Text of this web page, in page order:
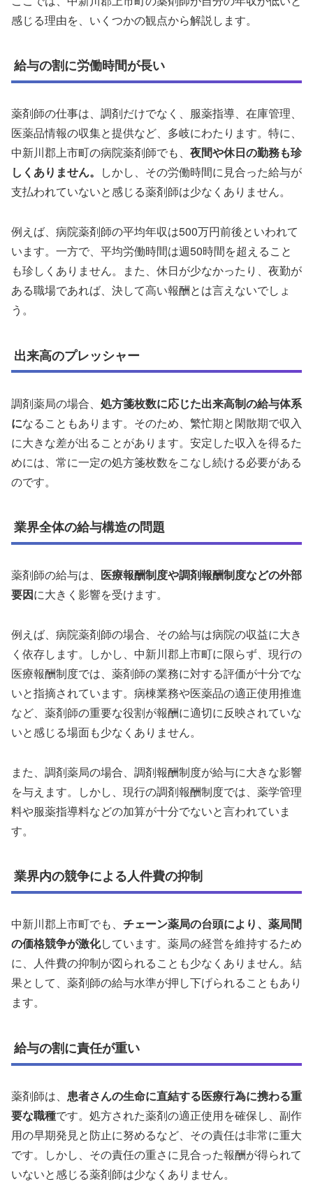
感じる理由を、いくつかの観点から解説します。
給与の割に労働時間が長い
薬剤師の仕事は、調剤だけでなく、服薬指導、在庫管理、
医薬品情報の収集と提供など、多岐にわたります。特に、
中新川郡上市町の病院薬剤師でも、 夜間や休日の勤務も珍
しくありません。 しかし、その労働時間に見合った給与が
支払われていないと感じる薬剤師は少なくありません。
例えば、病院薬剤師の平均年収は500万円前後といわれて
います。一方で、平均労働時間は週50時間を超えること
も珍しくありません。また、休日が少なかったり、夜勤が
ある職場であれば、決して高い報酬とは言えないでしょ
う。
出来高のプレッシャー
調剤薬局の場合、 処方箋枚数に応じた出来高制の給与体系
になることもあります。そのため、繁忙期と閑散期で収入
に大きな差が出ることがあります。安定した収入を得るた
めには、常に一定の処方箋枚数をこなし続ける必要がある
のです。
業界全体の給与構造の問題
薬剤師の給与は、 医療報酬制度や調剤報酬制度などの外部
要因に大きく影響を受けます。
例えば、病院薬剤師の場合、その給与は病院の収益に大き
く依存します。しかし、中新川郡上市町に限らず、現行の
医療報酬制度では、薬剤師の業務に対する評価が十分でな
いと指摘されています。病棟業務や医薬品の適正使用推進
など、薬剤師の重要な役割が報酬に適切に反映されていな
いと感じる場面も少なくありません。
また、調剤薬局の場合、調剤報酬制度が給与に大きな影響
を与えます。しかし、現行の調剤報酬制度では、薬学管理
料や服薬指導料などの加算が十分でないと言われていま
す。
業界内の競争による人件費の抑制
中新川郡上市町でも、 チェーン薬局の台頭により、薬局間
の価格競争が激化しています。薬局の経営を維持するため
に、人件費の抑制が図られることも少なくありません。結
果として、薬剤師の給与水準が押し下げられることもあり
ます。
給与の割に責任が重い
薬剤師は、 患者さんの生命に直結する医療行為に携わる重
要な職種です。処方された薬剤の適正使用を確保し、副作
用の早期発見と防止に努めるなど、その責任は非常に重大
です。しかし、その責任の重さに見合った報酬が得られて
いないと感じる薬剤師は少なくありません。